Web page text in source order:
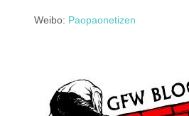
Weibo: Paopaonetizen
gfw_blog_small.jpg